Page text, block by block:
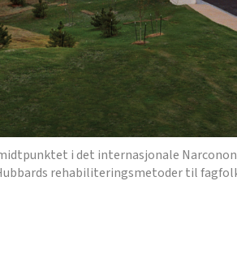
i det internasjonale
rehabiliteringsmetoder til